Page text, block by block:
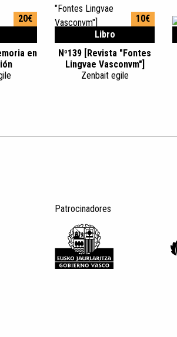
20€
en
Libro
10€
Nº139 [Revista "Fontes
Lingvae Vasconvm"]
Zenbait egile
Patrocinadores